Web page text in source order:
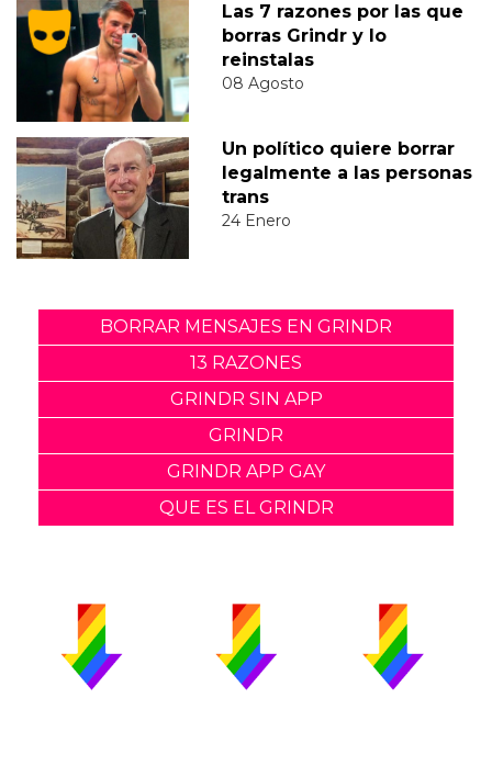
Las 7 razones por las que
borras Grindr y lo
reinstalas
08 Agosto
Un político quiere borrar
legalmente a las personas
trans
24 Enero
BORRAR MENSAJES EN GRINDR
13 RAZONES
GRINDR SIN APP
GRINDR
GRINDR APP GAY
QUE ES EL GRINDR